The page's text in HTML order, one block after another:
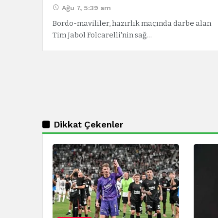
Ağu 7, 5:39 am
Bordo-mavililer, hazırlık maçında darbe alan
Tim Jabol Folcarelli'nin sağ…
Dikkat Çekenler